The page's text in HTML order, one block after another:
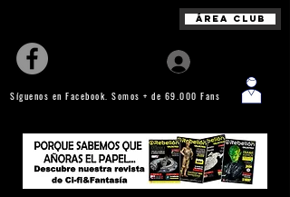
Área Club
Síguenos en Facebook. Somos + de 69.000 Fans